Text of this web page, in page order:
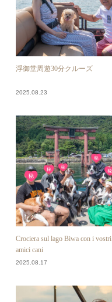
浮御堂周遊30分クルーズ
2025.08.23
Crociera sul lago Biwa con i vostri
amici cani
2025.08.17